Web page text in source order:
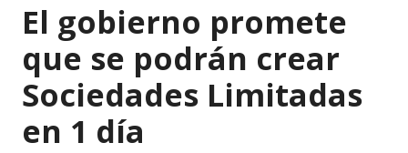
El gobierno promete
que se podrán crear
Sociedades Limitadas
en 1 día